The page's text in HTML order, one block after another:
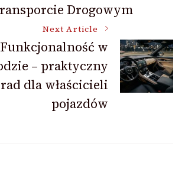
Drogowym
Next Article
Funkcjonalność w
– praktyczny
dla właścicieli
pojazdów